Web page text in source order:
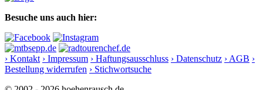
Besuche uns auch hier:
› Kontakt › Impressum › Haftungsausschluss › Datenschutz › AGB ›
Bestellung widerrufen › Stichwortsuche